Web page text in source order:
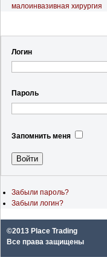
малоинвазивная хирургия
Логин
Пароль
Запомнить меня
Забыли пароль?
Забыли логин?
©2013 Place Trading
Все права защищены